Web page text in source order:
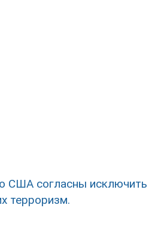
США согласны исключить
терроризм.